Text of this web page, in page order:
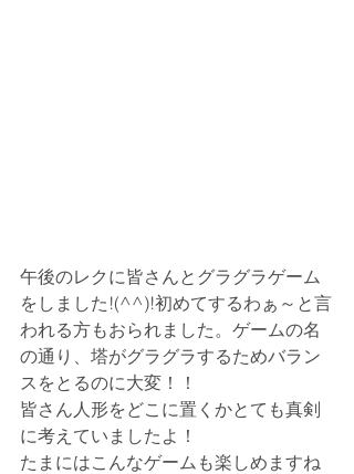
午後のレクに皆さんとグラグラゲーム
をしました!(^^)!初めてするわぁ～と言
われる方もおられました。ゲームの名
の通り、塔がグラグラするためバラン
スをとるのに大変！！
皆さん人形をどこに置くかとても真剣
に考えていましたよ！
たまにはこんなゲームも楽しめますね